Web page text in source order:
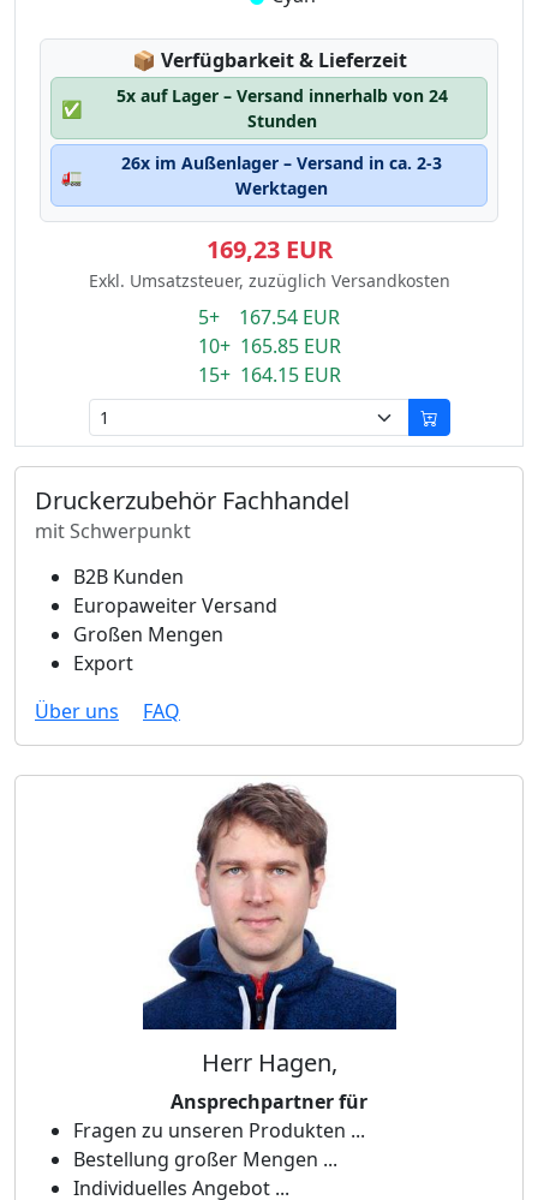
📦 Lagerstatus:
Verfügbarkeit & Lieferzeit
✅
5x auf Lager – Versand innerhalb von 24
Stunden
🚛
26x im Außenlager – Versand in ca. 2-3
Werktagen
169,23 EUR
Exkl. Umsatzsteuer, zuzüglich Versandkosten
5+ 167.54 EUR
10+ 165.85 EUR
15+ 164.15 EUR
Druckerzubehör Fachhandel
mit Schwerpunkt
B2B Kunden
Europaweiter Versand
Großen Mengen
Export
Über uns
FAQ
Herr Hagen,
Ansprechpartner für
Fragen zu unseren Produkten ...
Bestellung großer Mengen ...
Individuelles Angebot ...